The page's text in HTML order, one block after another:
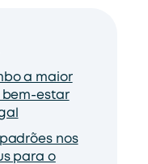
a maior
bem-estar
nos
para o